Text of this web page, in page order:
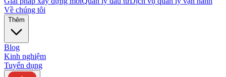
Về chúng tôi
Thêm
Blog
Kinh nghiệm
Tuyển dụng